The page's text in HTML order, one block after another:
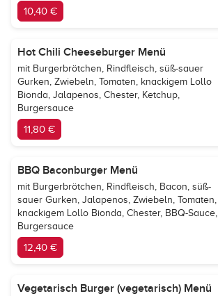
10,40 €
Hot Chili Cheeseburger Menü
mit Burgerbrötchen, Rindfleisch, süß-sauer
Gurken, Zwiebeln, Tomaten, knackigem Lollo
Bionda, Jalapenos, Chester, Ketchup,
Burgersauce
11,80 €
BBQ Baconburger Menü
mit Burgerbrötchen, Rindfleisch, Bacon, süß-
sauer Gurken, Jalapenos, Zwiebeln, Tomaten,
knackigem Lollo Bionda, Chester, BBQ-Sauce,
Burgersauce
12,40 €
Vegetarisch Burger (vegetarisch) Menü